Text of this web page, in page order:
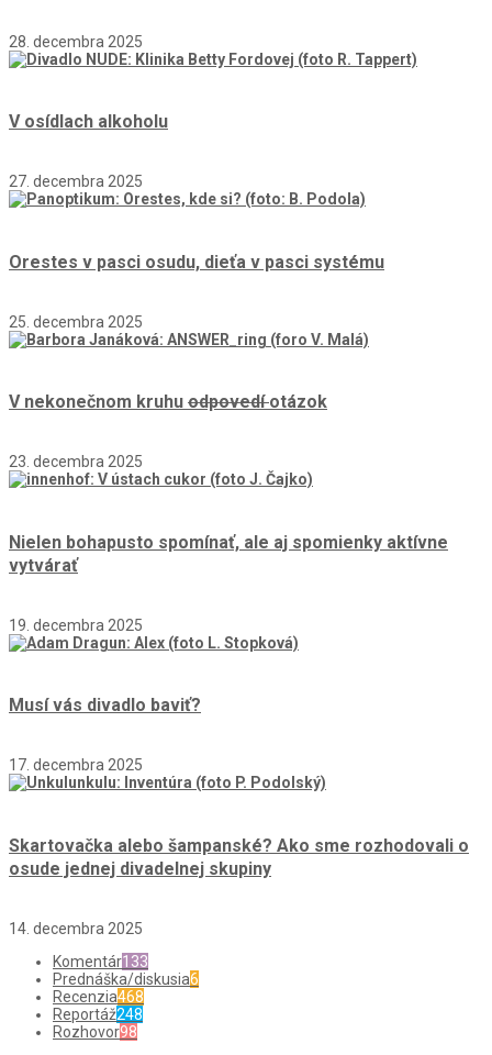
28. decembra 2025
V osídlach alkoholu
27. decembra 2025
Orestes v pasci osudu, dieťa v pasci systému
25. decembra 2025
V nekonečnom kruhu odpovedíotázok
23. decembra 2025
Nielen bohapusto spomínať, ale aj spomienky aktívne
vytvárať
19. decembra 2025
Musí vás divadlo baviť?
17. decembra 2025
Skartovačka alebo šampanské? Ako sme rozhodovali o
osude jednej divadelnej skupiny
14. decembra 2025
Komentár133
Prednáška/diskusia6
Recenzia468
Reportáž248
Rozhovor98